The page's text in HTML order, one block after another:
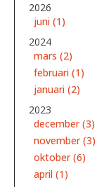
2026
juni (1)
2024
mars (2)
februari (1)
januari (2)
2023
december (3)
november (3)
oktober (6)
april (1)